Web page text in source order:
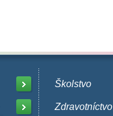
Školstvo
Zdravotníctvo